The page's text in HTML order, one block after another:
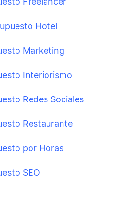
Hotel
Marketing
Interiorismo
Redes Sociales
Restaurante
por Horas
SEO